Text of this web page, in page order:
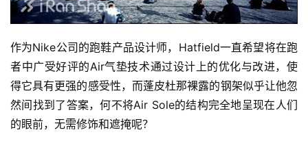
作为Nike公司的跑鞋产品设计师，Hatfield一直希望将在跑
者中广受好评的Air气垫技术通过设计上的优化与改进，使
得它具有更强的感受性，而蓬皮杜那裸露的钢架似乎让他忽
然间找到了答案，何不将Air Sole的结构完全地呈现在人们
的眼前，无需修饰和遮掩呢？